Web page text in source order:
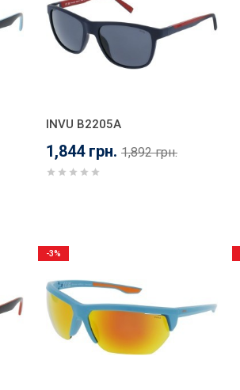
INVU B2205A
1,844 грн. 1,892 грн.
-3%